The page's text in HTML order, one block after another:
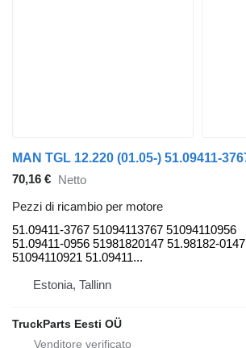
70,16 € Netto
Pezzi di ricambio per motore
51.09411-3767 51094113767 51094110956
51.09411-0956 51981820147 51.98182-0147
51094110921 51.09411...
Estonia, Tallinn
TruckParts Eesti OÜ